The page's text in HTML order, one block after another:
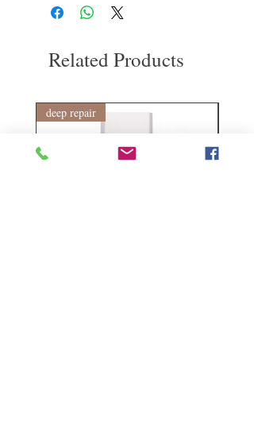
到我們的產品後的前7天內通過電子郵件
Related Products
deep repair